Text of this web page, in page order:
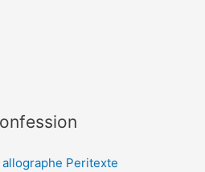
Peritexte